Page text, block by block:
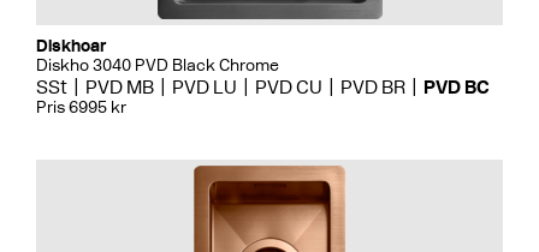
Diskhoar
Diskho 3040 PVD Black Chrome
SSt PVD MB PVD LU PVD CU PVD BR PVD BC
Pris 6995 kr